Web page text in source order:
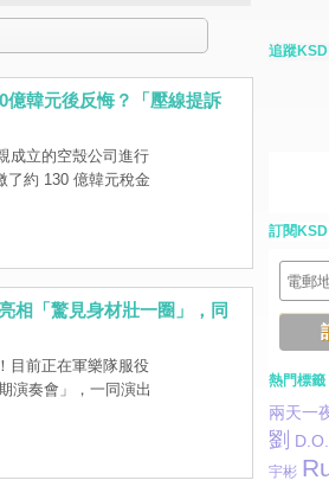
億韓元後反悔？「壓線提訴
成立的空殼公司進行
了約 130 億韓元稅金
相「驚見身材壯一圈」，同
目前正在軍樂隊服役
演奏會」，一同演出
追蹤KSD
訂閱KSD
熱門標籤
兩天一
劉 D.O.
宇彬